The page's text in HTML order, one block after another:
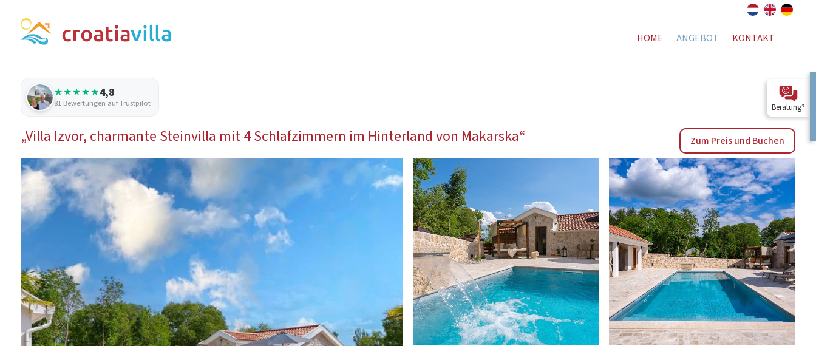
HOME ANGEBOT KONTAKT
★★★★★4,8
81 Bewertungen auf Trustpilot
„Villa Izvor, charmante Steinvilla mit 4 Schlafzimmern im Hinterland von Makarska“ Zum Preis und Buchen
Beratung?